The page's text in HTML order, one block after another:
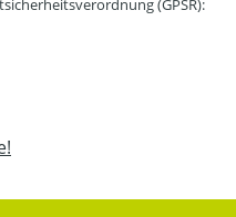
(GPSR):